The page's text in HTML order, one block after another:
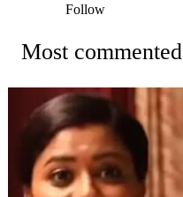
Follow
Most commented